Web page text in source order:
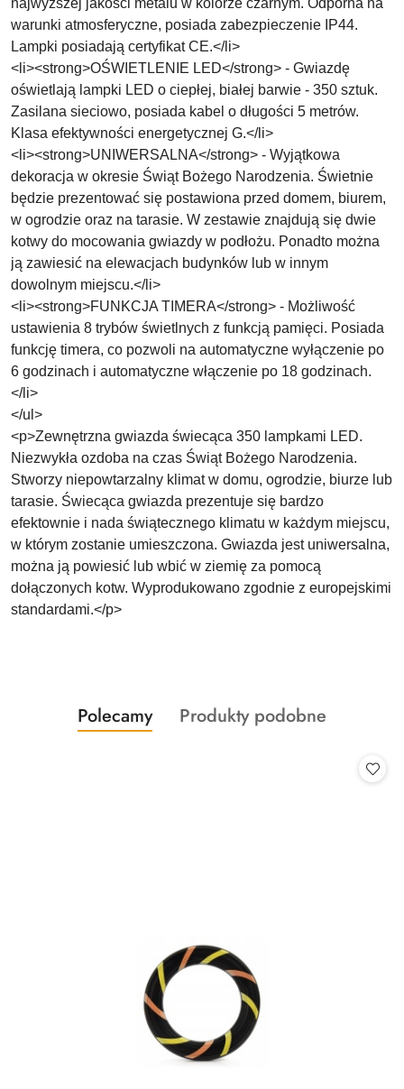
najwyższej jakości metalu w kolorze czarnym. Odporna na
warunki atmosferyczne, posiada zabezpieczenie IP44.
Lampki posiadają certyfikat CE.</li>
<li><strong>OŚWIETLENIE LED</strong> - Gwiazdę
oświetlają lampki LED o ciepłej, białej barwie - 350 sztuk.
Zasilana sieciowo, posiada kabel o długości 5 metrów.
Klasa efektywności energetycznej G.</li>
<li><strong>UNIWERSALNA</strong> - Wyjątkowa
dekoracja w okresie Świąt Bożego Narodzenia. Świetnie
będzie prezentować się postawiona przed domem, biurem,
w ogrodzie oraz na tarasie. W zestawie znajdują się dwie
kotwy do mocowania gwiazdy w podłożu. Ponadto można
ją zawiesić na elewacjach budynków lub w innym
dowolnym miejscu.</li>
<li><strong>FUNKCJA TIMERA</strong> - Możliwość
ustawienia 8 trybów świetlnych z funkcją pamięci. Posiada
funkcję timera, co pozwoli na automatyczne wyłączenie po
6 godzinach i automatyczne włączenie po 18 godzinach.
</li>
</ul>
<p>Zewnętrzna gwiazda świecąca 350 lampkami LED.
Niezwykła ozdoba na czas Świąt Bożego Narodzenia.
Stworzy niepowtarzalny klimat w domu, ogrodzie, biurze lub
tarasie. Świecąca gwiazda prezentuje się bardzo
efektownie i nada świątecznego klimatu w każdym miejscu,
w którym zostanie umieszczona. Gwiazda jest uniwersalna,
można ją powiesić lub wbić w ziemię za pomocą
dołączonych kotw. Wyprodukowano zgodnie z europejskimi
standardami.</p>
Pomiń karuzelę produktów
Produkty
o
Polecamy
Produkty
Produkty podobne